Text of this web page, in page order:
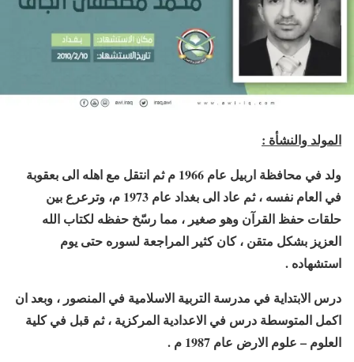
المولد والنشأة :
ولد في محافظة اربيل عام 1966 م ثم انتقل مع اهله الى بعقوبة
في العام نفسه ، ثم عاد الى بغداد عام 1973 م، وترعرع بين
حلقات حفظ القرآن وهو صغير ، مما رسّخ حفظه لكتاب الله
العزيز بشكل متقن ، كان كثير المراجعة لسوره حتى يوم
استشهاده .
درس الابتداية في مدرسة التربية الاسلامية في المنصور ، وبعد ان
اكمل المتوسطة درس في الاعدادية المركزية ، ثم قبل في كلية
العلوم – علوم الارض عام 1987 م .